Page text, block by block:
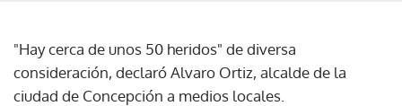
"Hay cerca de unos 50 heridos" de diversa
consideración, declaró Alvaro Ortiz, alcalde de la
ciudad de Concepción a medios locales.